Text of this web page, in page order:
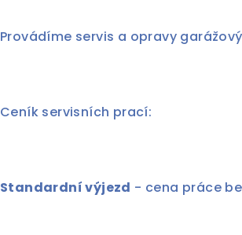
Provádíme servis a opravy
Ceník servisních prací:
Standardní výjezd - cena práce